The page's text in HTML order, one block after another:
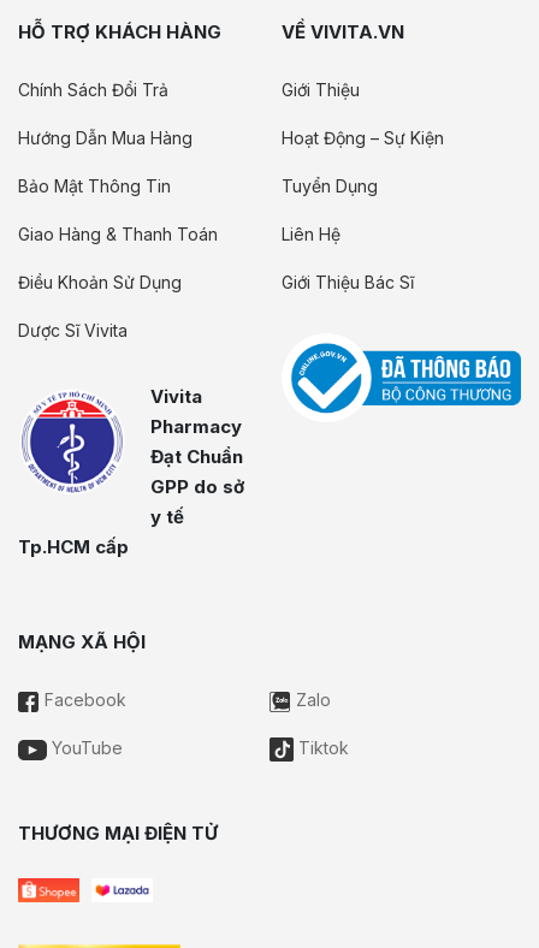
HỖ TRỢ KHÁCH HÀNG
Chính Sách Đổi Trả
Hướng Dẫn Mua Hàng
Bảo Mật Thông Tin
Giao Hàng & Thanh Toán
Điều Khoản Sử Dụng
Dược Sĩ Vivita
Vivita
Pharmacy
Đạt Chuẩn
GPP do sở
y tế
Tp.HCM cấp
VỀ VIVITA.VN
Giới Thiệu
Hoạt Động – Sự Kiện
Tuyển Dụng
Liên Hệ
Giới Thiệu Bác Sĩ
MẠNG XÃ HỘI
Facebook Zalo
YouTube Tiktok
THƯƠNG MẠI ĐIỆN TỬ